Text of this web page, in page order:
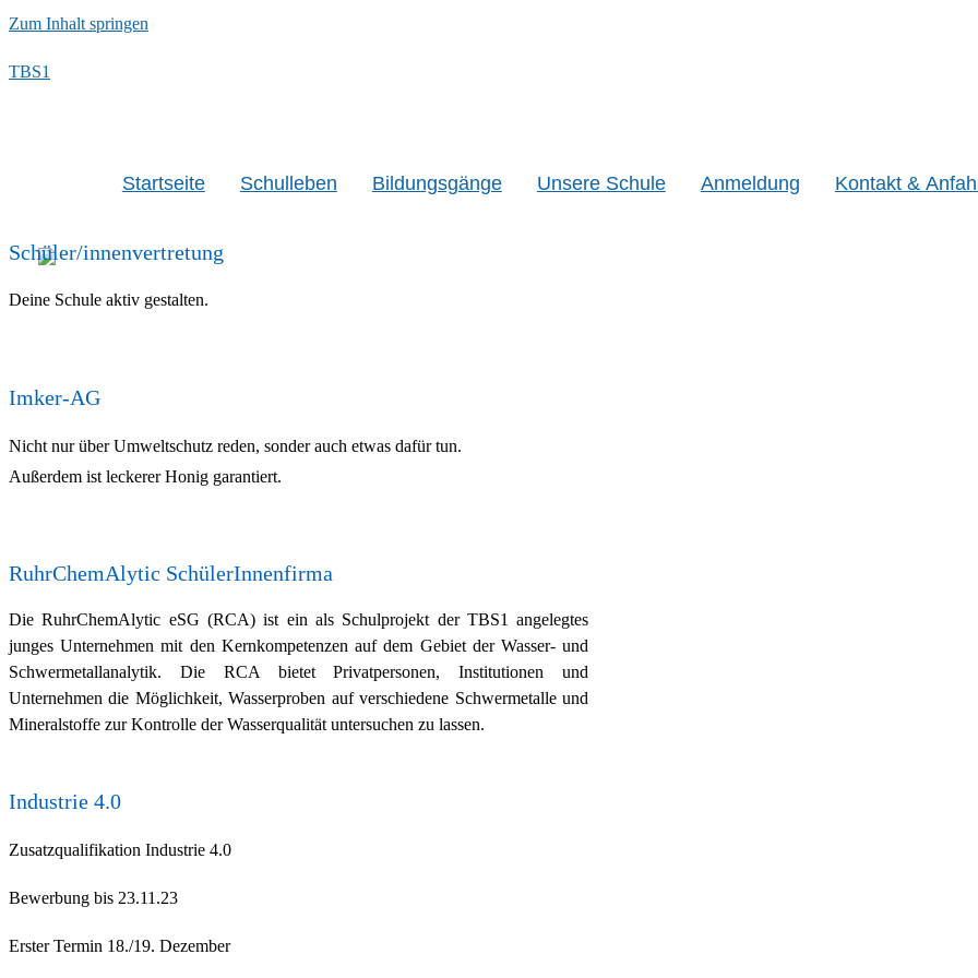
Zum Inhalt springen
TBS1
Startseite Schulleben Bildungsgänge Unsere Schule Anmeldung Kontakt &
Schüler/innenvertretung
Deine Schule aktiv gestalten.
Imker-AG
Nicht nur über Umweltschutz reden, sonder auch etwas dafür tun.
Außerdem ist leckerer Honig garantiert.
RuhrChemAlytic SchülerInnenfirma
Die RuhrChemAlytic eSG (RCA) ist ein als Schulprojekt der TBS1 angelegtes
junges Unternehmen mit den Kernkompetenzen auf dem Gebiet der Wasser- und
Schwermetallanalytik. Die RCA bietet Privatpersonen, Institutionen und
Unternehmen die Möglichkeit, Wasserproben auf verschiedene Schwermetalle und
Mineralstoffe zur Kontrolle der Wasserqualität untersuchen zu lassen.
Industrie 4.0
Zusatzqualifikation Industrie 4.0
Bewerbung bis 23.11.23
Erster Termin 18./19. Dezember